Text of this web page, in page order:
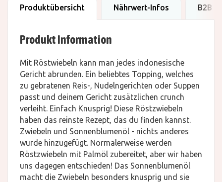
Produktübersicht Nährwert-Infos B2B
Produkt Information
Mit Röstwiebeln kann man jedes indonesische
Gericht abrunden. Ein beliebtes Topping, welches
zu gebratenen Reis-, Nudelngerichten oder Suppen
passt und deinem Gericht zusätzlichen crunch
verleiht. Einfach Knusprig! Diese Röstzwiebeln
haben das reinste Rezept, das du finden kannst.
Zwiebeln und Sonnenblumenöl - nichts anderes
wurde hinzugefügt. Normalerweise werden
Röstzwiebeln mit Palmöl zubereitet, aber wir haben
uns dagegen entschieden! Das Sonnenblumenöl
macht die Zwiebeln besonders knusprig und sie